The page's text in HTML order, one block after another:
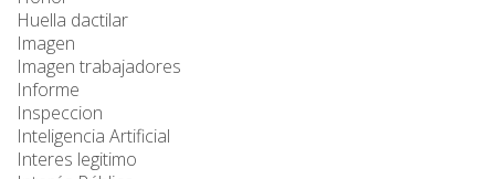
Huella dactilar
Imagen
Imagen trabajadores
Informe
Inspeccion
Inteligencia Artificial
Interes legitimo